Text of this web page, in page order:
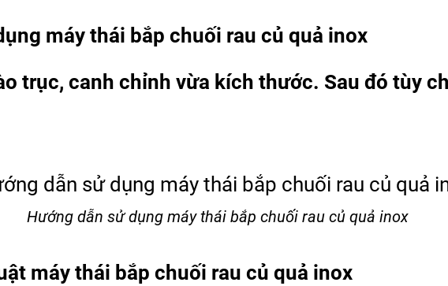
máy thái bắp chuối rau củ quả inox
trục, canh chỉnh vừa kích thước. Sau đó tùy
Hướng dẫn sử dụng máy thái bắp chuối rau củ quả inox
máy thái bắp chuối rau củ quả inox